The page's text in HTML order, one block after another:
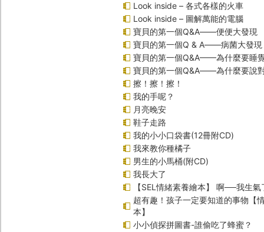
Look inside – 各式各樣的火車
Look inside – 圖解萬能的電腦
寶貝的第一個Q&A――便便大發現
寶貝的第一個Q & A――病菌大發現
寶貝的第一個Q&A——為什麼要睡
寶貝的第一個Q&A――為什麼要說
擦！擦！擦！
我的手呢？
月亮晚安
鞋子走路
我的小小口袋書(12冊附CD)
我來教你種橘子
男生的小馬桶(附CD)
我長大了
【SEL情緒素養繪本】 啊──我生
超有趣！孩子一定要知道的事物【
本】
小小偵探拼圖書-誰偷吃了蜂蜜？